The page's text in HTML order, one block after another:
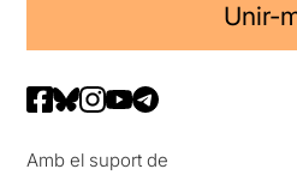
Unir-
Amb el suport de